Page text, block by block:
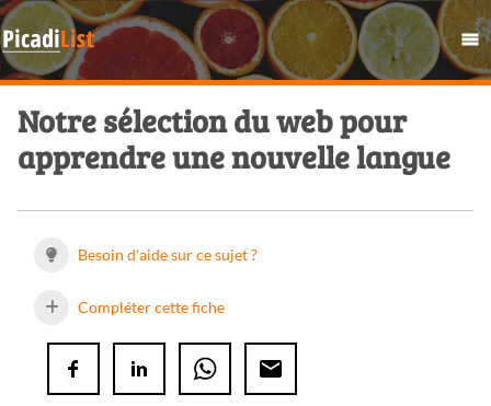
Notre sélection du web pour
apprendre une nouvelle langue
Besoin d'aide sur ce sujet ?
Compléter cette fiche